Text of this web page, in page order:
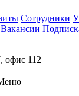
Сотрудники
Вакансии
офис 112